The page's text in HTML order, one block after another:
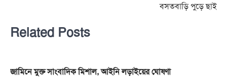
বসতবাড়ি পুড়ে ছাই
Related Posts
জামিনে মুক্ত সাংবাদিক মিশাল, আইনি লড়াইয়ের ঘোষণা